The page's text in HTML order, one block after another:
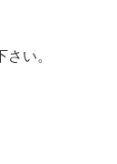
い。